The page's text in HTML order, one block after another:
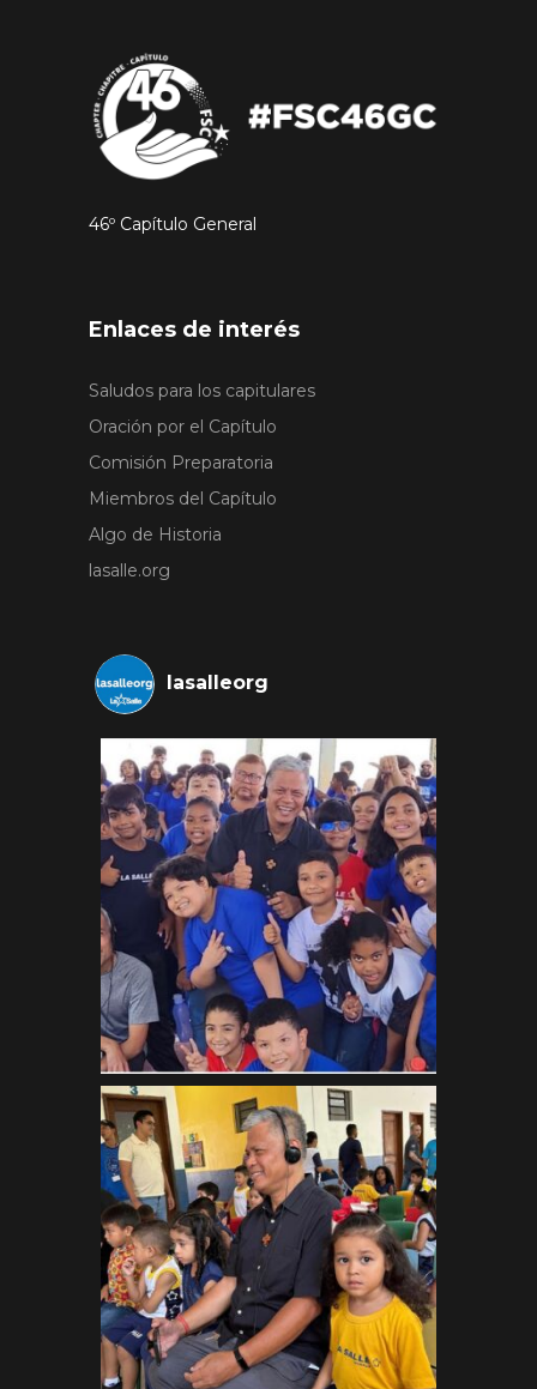
46º Capítulo General
Enlaces de interés
Saludos para los capitulares
Oración por el Capítulo
Comisión Preparatoria
Miembros del Capítulo
Algo de Historia
lasalle.org
lasalleorg